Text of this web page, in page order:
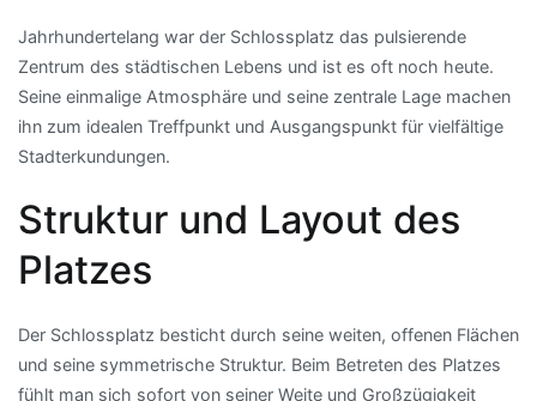
Jahrhundertelang war der Schlossplatz das pulsierende
Zentrum des städtischen Lebens und ist es oft noch heute.
Seine einmalige Atmosphäre und seine zentrale Lage machen
ihn zum idealen Treffpunkt und Ausgangspunkt für vielfältige
Stadterkundungen.
Struktur und Layout des
Platzes
Der Schlossplatz besticht durch seine weiten, offenen Flächen
und seine symmetrische Struktur. Beim Betreten des Platzes
fühlt man sich sofort von seiner Weite und Großzügigkeit